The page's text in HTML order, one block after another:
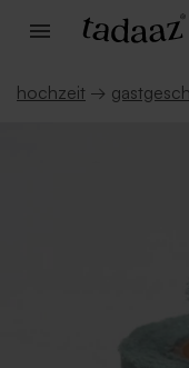
hochzeit →